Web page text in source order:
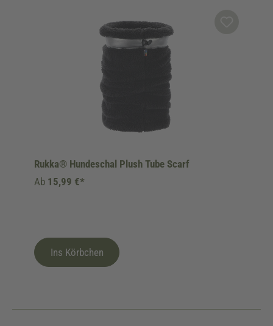
Rukka® Hundeschal Plush Tube Scarf
Ab 15,99 €*
Ins Körbchen